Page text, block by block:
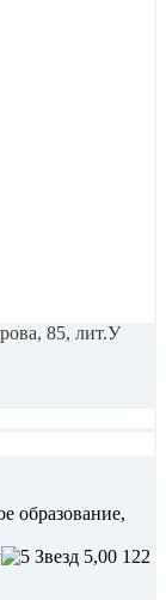
85, лит.У
образование,
5,00 122